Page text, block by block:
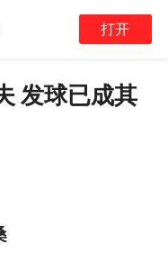
打开
发球已成其